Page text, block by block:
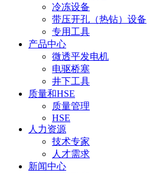
冷冻设备
带压开孔（热钻）设备
专用工具
产品中心
微透平发电机
电驱桥塞
井下工具
质量和HSE
质量管理
HSE
人力资源
技术专家
人才需求
新闻中心